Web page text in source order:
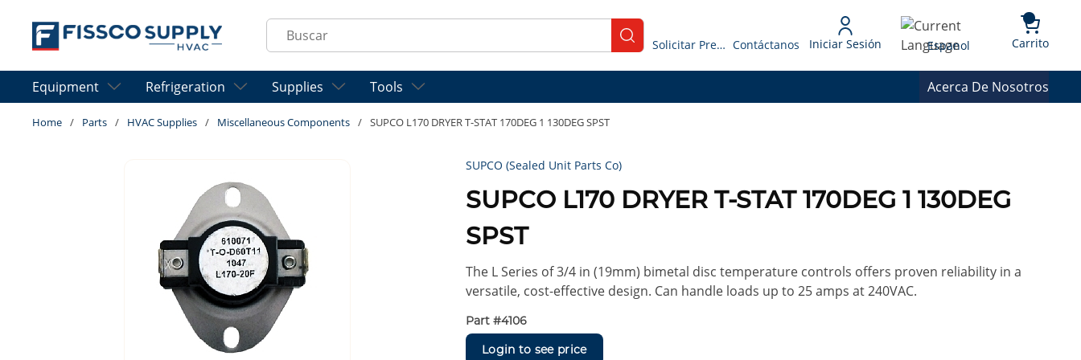
Skip to main content
Site Search
submit search
Solicitar Presupuesto Contáctanos Iniciar Sesión Language
Espanol Carrito{0}
Equipment Refrigeration Supplies Tools Acerca De Nosotros
Home / Parts / HVAC Supplies / Miscellaneous Components / SUPCO L170 DRYER T-STAT 170DEG 1 130DEG SPST
SUPCO (Sealed Unit Parts Co)
SUPCO L170 DRYER T-STAT 170DEG 1 130DEG
SPST
The L Series of 3/4 in (19mm) bimetal disc temperature controls offers proven reliability in a
versatile, cost-effective design. Can handle loads up to 25 amps at 240VAC.
Part #4106
Login to see price